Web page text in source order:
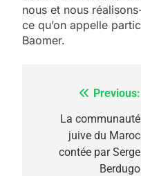
nous et nous
ce qu’on appelle
Baomer.
Navigation
l’article
Previous:
La communauté
juive du Maroc
contée par Serge
Berdugo
ISRAÉL